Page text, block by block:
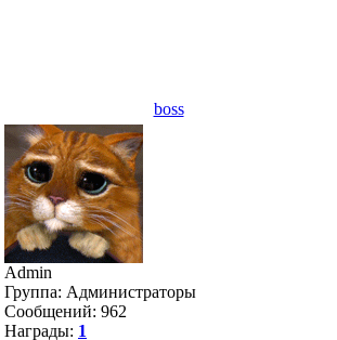
boss
Admin
Группа: Администраторы
Сообщений: 962
Награды: 1